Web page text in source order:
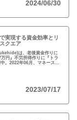
2024/06/30
実現する資金効率とリ
クエア
は、老後資金作りに
万円』不労所得作りに『トラ
。2022年06月、マネースク
2023/07/17